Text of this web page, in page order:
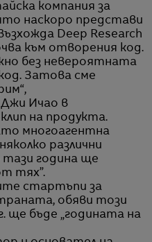
компания за
наскоро представи
Deep Research
към отворения код.
без невероятната
Затова сме
Ичао в
на продукта.
многоагентна
различни
тази година ще
тях”.
стартъпи за
обяви този
ще бъде „годината на